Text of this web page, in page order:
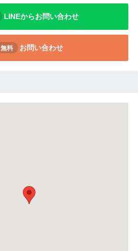
LINEからお問い合わせ
無料 お問い合わせ